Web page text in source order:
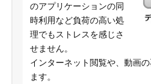
のアプリケーションの同
時利用など負荷の高い処
理でもストレスを感じさ
せません。
インターネット閲覧や、動画
ます。